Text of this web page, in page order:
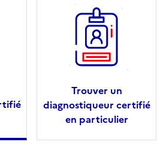
Trouver un
diagnostiqueur certifié
en particulier